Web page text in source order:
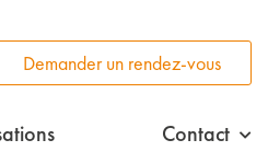
Demander un rendez-vous
Contact